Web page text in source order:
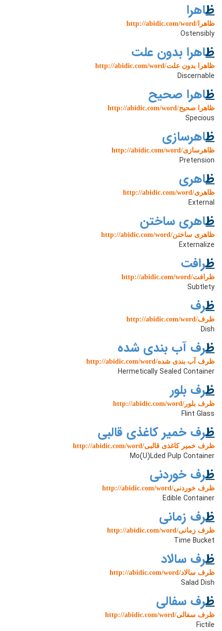
ظاهرا
http://abidic.com/word/ظاهرا
Ostensibly
ظاهرا بدون علت
http://abidic.com/word/ظاهرا بدون علت
Discernable
ظاهرا صحیح
http://abidic.com/word/ظاهرا صحیح
Specious
ظاهرسازی
http://abidic.com/word/ظاهرسازی
Pretension
ظاهری
http://abidic.com/word/ظاهری
External
ظاهری ساختن
http://abidic.com/word/ظاهری ساختن
Externalize
ظرافت
http://abidic.com/word/ظرافت
Subtlety
ظرف
http://abidic.com/word/ظرف
Dish
ظرف آب بندی شده
http://abidic.com/word/ظرف آب بندی شده
Hermetically Sealed Container
ظرف بلور
http://abidic.com/word/ظرف بلور
Flint Glass
ظرف خمیر کاغذی قالبی
http://abidic.com/word/ظرف خمیر کاغذی قالبی
Mo(u)lded Pulp Container
ظرف خوردنی
http://abidic.com/word/ظرف خوردنی
Edible Container
ظرف زمانی
http://abidic.com/word/ظرف زمانی
Time Bucket
ظرف سالاد
http://abidic.com/word/ظرف سالاد
Salad Dish
ظرف سفالی
http://abidic.com/word/ظرف سفالی
Fictile